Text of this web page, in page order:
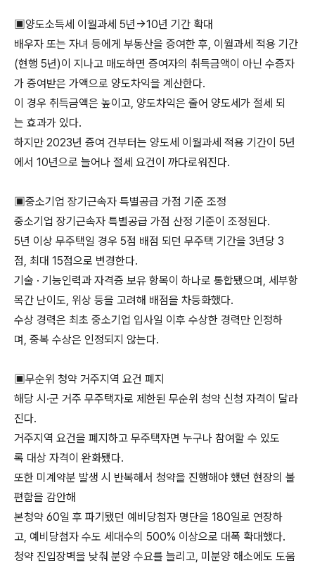
▣양도소득세 이월과세 5년→10년 기간 확대
배우자 또는 자녀 등에게 부동산을 증여한 후, 이월과세 적용 기간
(현행 5년)이 지나고 매도하면 증여자의 취득금액이 아닌 수증자
가 증여받은 가액으로 양도차익을 계산한다.
이 경우 취득금액은 높이고, 양도차익은 줄어 양도세가 절세 되
는 효과가 있다.
하지만 2023년 증여 건부터는 양도세 이월과세 적용 기간이 5년
에서 10년으로 늘어나 절세 요건이 까다로워진다.
▣중소기업 장기근속자 특별공급 가점 기준 조정
중소기업 장기근속자 특별공급 가점 산정 기준이 조정된다.
5년 이상 무주택일 경우 5점 배점 되던 무주택 기간을 3년당 3
점, 최대 15점으로 변경한다.
기술 · 기능인력과 자격증 보유 항목이 하나로 통합됐으며, 세부항
목간 난이도, 위상 등을 고려해 배점을 차등화했다.
수상 경력은 최초 중소기업 입사일 이후 수상한 경력만 인정하
며, 중복 수상은 인정되지 않는다.
▣무순위 청약 거주지역 요건 폐지
해당 시·군 거주 무주택자로 제한된 무순위 청약 신청 자격이 달라
진다.
거주지역 요건을 폐지하고 무주택자면 누구나 참여할 수 있도
록 대상 자격이 완화됐다.
또한 미계약분 발생 시 반복해서 청약을 진행해야 했던 현장의 불
편함을 감안해
본청약 60일 후 파기됐던 예비당첨자 명단을 180일로 연장하
고, 예비당첨자 수도 세대수의 500% 이상으로 대폭 확대했다.
청약 진입장벽을 낮춰 분양 수요를 늘리고, 미분양 해소에도 도움